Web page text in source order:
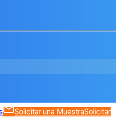
Solicitar una MuestraSolicitar